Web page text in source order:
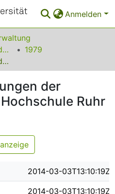
Anmelden
Amtliche Mitteilungen der Pädagogischen Hochschule Ruhr
1979
Amtliche Mitteilungen der Pädagogischen Hochschule Ruhr Nr. 20
der
Ruhr
2014-03-03T13:10:19Z
2014-03-03T13:10:19Z